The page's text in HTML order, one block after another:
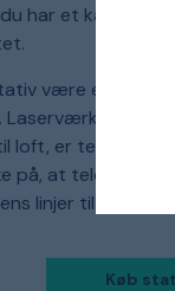
har et
være et godt
loft, er
at
linjer til en vis
Køb